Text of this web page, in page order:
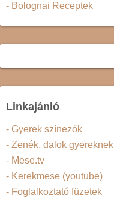
- Bolognai Receptek
Linkajánló
- Gyerek színezők
- Zenék, dalok gyereknek
- Mese.tv
- Kerekmese (youtube)
- Foglalkoztató füzetek